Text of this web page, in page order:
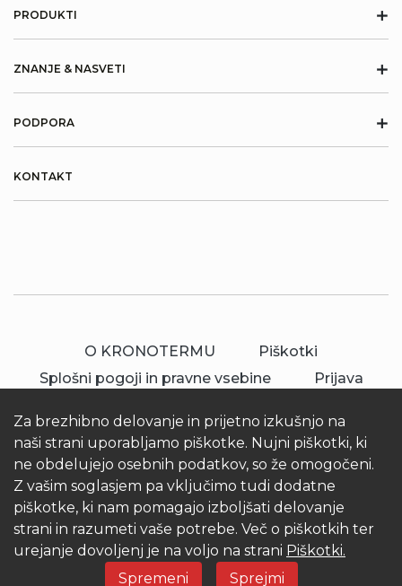
Za brezhibno delovanje in prijetno izkušnjo na
naši strani uporabljamo piškotke. Nujni piškotki, ki
ne obdelujejo osebnih podatkov, so že omogočeni.
Z vašim soglasjem pa vključimo tudi dodatne
piškotke, ki nam pomagajo izboljšati delovanje
strani in razumeti vaše potrebe. Več o piškotkih ter
urejanje dovoljenj je na voljo na strani Piškotki.
Spremeni
Sprejmi
PRODUKTI +
ZNANJE & NASVETI +
PODPORA +
KONTAKT
O KRONOTERMU
Piškotki
Splošni pogoji in pravne vsebine
Prijava
© 2026 Kronoterm | vse pravice pridržane.
KRONOTERM d.o.o.